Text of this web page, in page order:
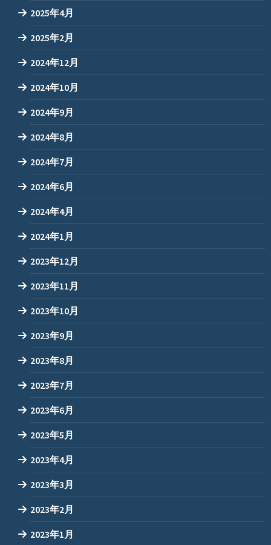
2025年4月
2025年2月
2024年12月
2024年10月
2024年9月
2024年8月
2024年7月
2024年6月
2024年4月
2024年1月
2023年12月
2023年11月
2023年10月
2023年9月
2023年8月
2023年7月
2023年6月
2023年5月
2023年4月
2023年3月
2023年2月
2023年1月